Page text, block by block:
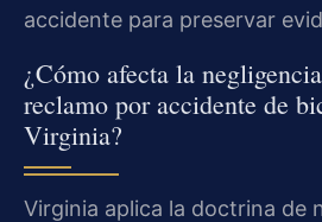
accidente para preservar
¿Cómo afecta la
reclamo por accidente de
Virginia?
Virginia aplica la doctrina de